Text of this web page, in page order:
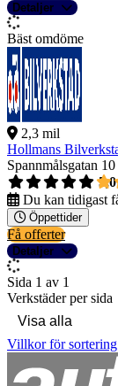
Detaljer
Bäst omdöme
2,3 mil
Hollmans
Spannmålsgatan 10
5,0
Du kan tidigast
Öppettider
Få offerter
Detaljer
Sida 1 av 1
Verkstäder per sida
Villkor för